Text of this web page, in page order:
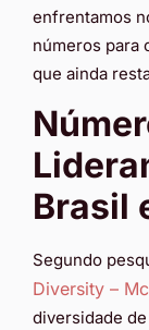
enfrentamos
números para
que ainda
Brasil
Segundo
Diversity –
diversidade